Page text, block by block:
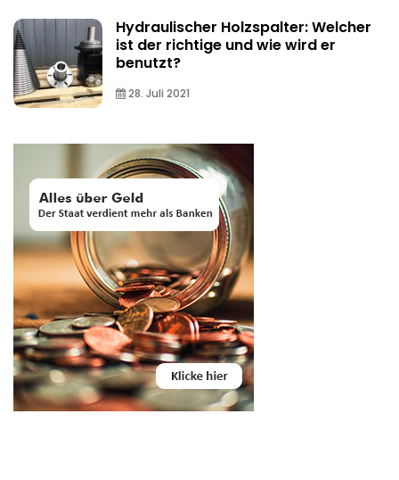
Hydraulischer Holzspalter: Welcher
ist der richtige und wie wird er
benutzt?
28. Juli 2021